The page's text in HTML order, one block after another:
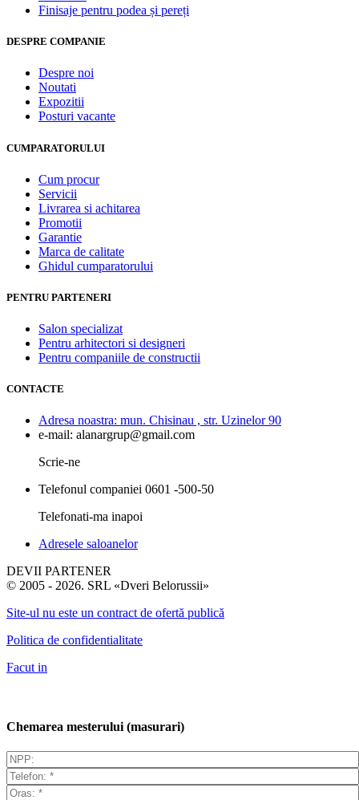
Finisaje pentru podea și pereți
DESPRE COMPANIE
Despre noi
Noutati
Expozitii
Posturi vacante
CUMPARATORULUI
Cum procur
Servicii
Livrarea si achitarea
Promotii
Garantie
Marca de calitate
Ghidul cumparatorului
PENTRU PARTENERI
Salon specializat
Pentru arhitectori si designeri
Pentru companiile de constructii
CONTACTE
Adresa noastra: mun. Chisinau , str. Uzinelor 90
e-mail: alanargrup@gmail.com
Scrie-ne
Telefonul companiei 0601 -500-50
Telefonati-ma inapoi
Adresele saloanelor
DEVII PARTENER
© 2005 - 2026. SRL «Dveri Belorussii»
Site-ul nu este un contract de ofertă publică
Politica de confidentialitate
Facut in
Chemarea mesterului (masurari)